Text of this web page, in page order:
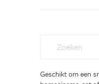
Geschikt om een